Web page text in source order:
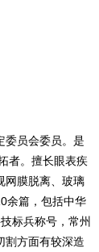
员会委员。是
者。擅长眼表疾
网膜脱离、玻璃
余篇，包括中华
标兵称号，常州
割方面有较深造